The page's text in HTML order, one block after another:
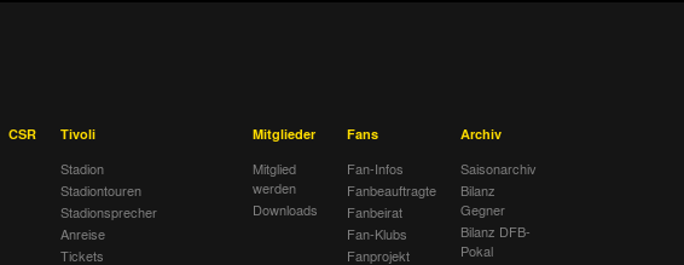
CSR
Tivoli
Stadion
Stadiontouren
Stadionsprecher
Anreise
Tickets
Mitglieder
Mitglied
werden
Downloads
Fans
Fan-Infos
Fanbeauftragte
Fanbeirat
Fan-Klubs
Fanprojekt
Archiv
Saisonarchiv
Bilanz
Gegner
Bilanz DFB-
Pokal